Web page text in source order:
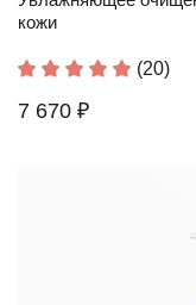
кожи
(20)
7 670 ₽